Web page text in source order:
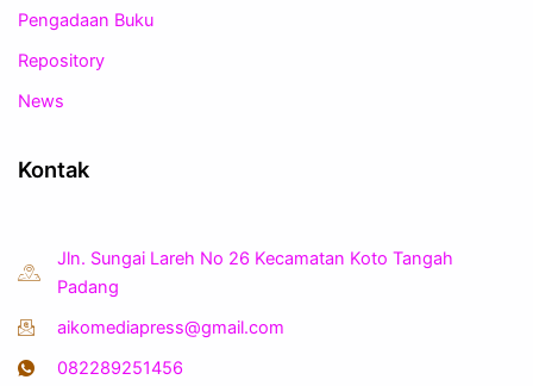
Pengadaan Buku
Repository
News
Kontak
Jln. Sungai Lareh No 26 Kecamatan Koto Tangah
Padang
aikomediapress@gmail.com
082289251456